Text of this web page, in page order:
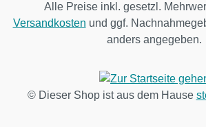
Alle Preise inkl. gesetzl.
Versandkosten und ggf.
anders angegeben.
© Dieser Shop ist aus dem Hause